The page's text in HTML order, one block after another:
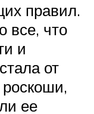
правил.
все, что
и
от
ее